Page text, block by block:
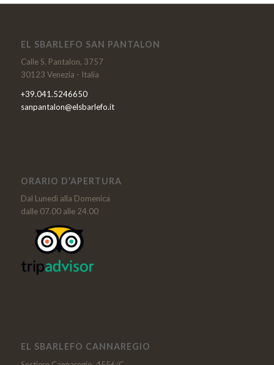
EL SBARLEFO SAN PANTALON
Calle S. Pantalon, 3757
30123 Venezia - Italia
+39.041.5246650
sanpantalon@elsbarlefo.it
ORARIO D’APERTURA
Dal Lunedì alla Domenica
dalle 07.00 alle 24.00
EL SBARLEFO CANNAREGIO